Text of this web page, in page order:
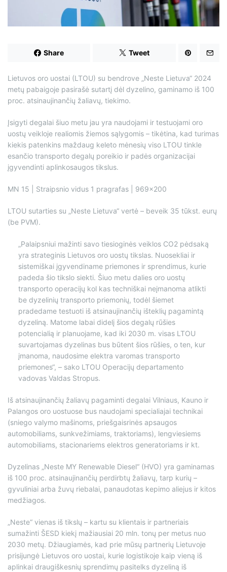
d
t
i
m
Share Tweet
Lietuvos oro uostai (LTOU) su bendrove „Neste Lietuva“ 2024
metų pabaigoje pasirašė sutartį dėl dyzelino, gaminamo iš 100
proc. atsinaujinančių žaliavų, tiekimo.
Įsigyti degalai šiuo metu jau yra naudojami ir testuojami oro
uostų veikloje realiomis žiemos sąlygomis – tikėtina, kad turimas
kiekis patenkins maždaug keleto mėnesių viso LTOU tinkle
esančio transporto degalų poreikio ir padės organizacijai
įgyvendinti aplinkosaugos tikslus.
MN 15 | Straipsnio vidus 1 pragrafas | 969×200
LTOU sutarties su „Neste Lietuva“ vertė – beveik 35 tūkst. eurų
(be PVM).
„Palaipsniui mažinti savo tiesioginės veiklos CO2 pėdsaką
yra strateginis Lietuvos oro uostų tikslas. Nuosekliai ir
sistemiškai įgyvendiname priemones ir sprendimus, kurie
padeda šio tikslo siekti. Šiuo metu dalies oro uostų
transporto operacijų kol kas techniškai neįmanoma atlikti
be dyzelinių transporto priemonių, todėl šiemet
pradedame testuoti iš atsinaujinančių išteklių pagamintą
dyzeliną. Matome labai didelį šios degalų rūšies
potencialią ir planuojame, kad iki 2030 m. visas LTOU
suvartojamas dyzelinas bus būtent šios rūšies, o ten, kur
įmanoma, naudosime elektra varomas transporto
priemones“, – sako LTOU Operacijų departamento
vadovas Valdas Stropus.
Iš atsinaujinančių žaliavų pagaminti degalai Vilniaus, Kauno ir
Palangos oro uostuose bus naudojami specialiajai technikai
(sniego valymo mašinoms, priešgaisrinės apsaugos
automobiliams, sunkvežimiams, traktoriams), lengviesiems
automobiliams, stacionariems elektros generatoriams ir kt.
Dyzelinas „Neste MY Renewable Diesel“ (HVO) yra gaminamas
iš 100 proc. atsinaujinančių perdirbtų žaliavų, tarp kurių –
gyvuliniai arba žuvų riebalai, panaudotas kepimo aliejus ir kitos
medžiagos.
„Neste“ vienas iš tikslų – kartu su klientais ir partneriais
sumažinti ŠESD kiekį mažiausiai 20 mln. tonų per metus nuo
2030 metų. Džiaugiamės, kad prie mūsų partnerių Lietuvoje
prisijungė Lietuvos oro uostai, kurie logistikoje kaip vieną iš
aplinkai draugiškesnių sprendimų pasitelks dyzeliną iš